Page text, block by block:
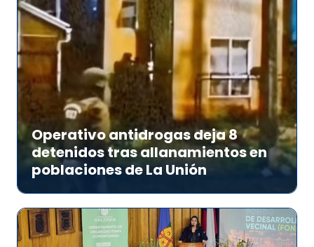
Operativo antidrogas deja 8
detenidos tras allanamientos en
poblaciones de La Unión